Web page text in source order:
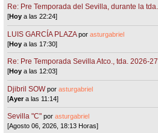
Re: Pre Temporada del Sevilla, durante la
[Hoy a las 22:24]
LUIS GARCÍA PLAZA porasturgabriel
[Hoy a las 17:30]
Re: Pre Temporada Sevilla Atco., tda. 2026-27
[Hoy a las 12:03]
Djibril SOW porasturgabriel
[Ayera las 11:14]
Sevilla "C"porasturgabriel
[Agosto 06, 2026, 18:13 Horas]